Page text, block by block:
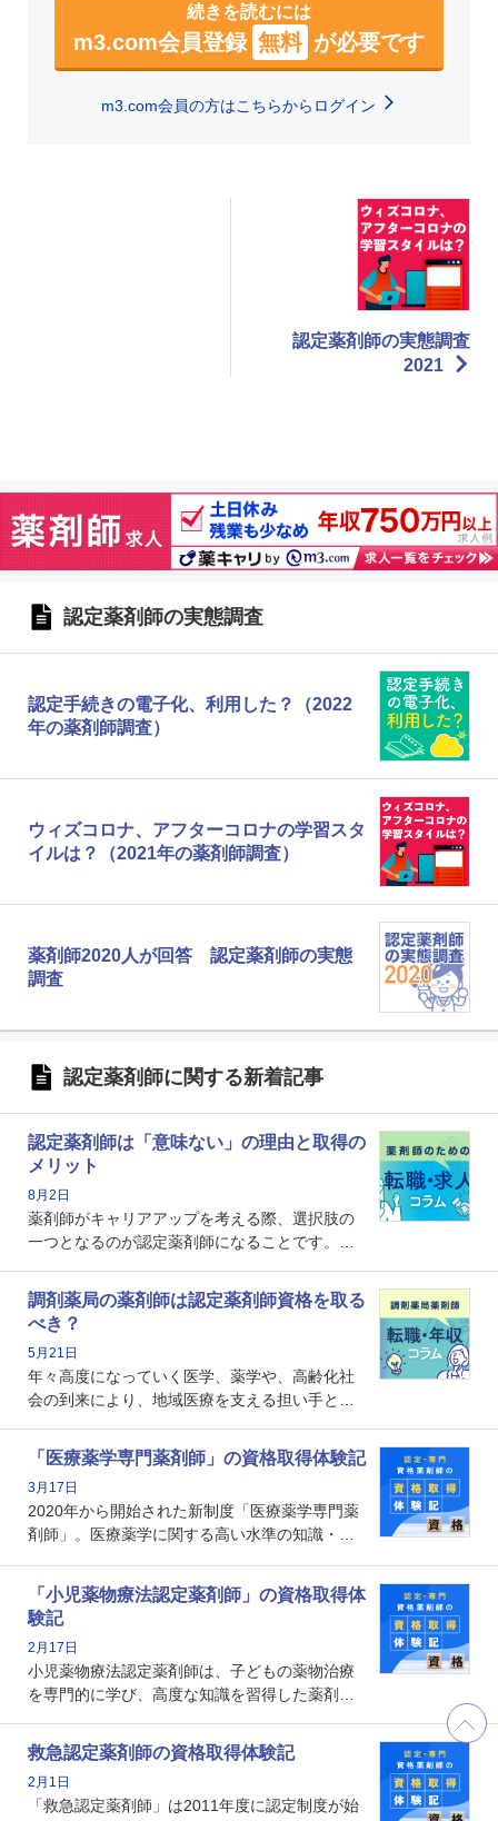
続きを読むには
m3.com会員登録 無料 が必要です
m3.com会員の方はこちらからログイン
認定薬剤師の実態調査
2021
認定薬剤師の実態調査
認定手続きの電子化、利用した？（2022
年の薬剤師調査）
ウィズコロナ、アフターコロナの学習スタ
イルは？（2021年の薬剤師調査）
薬剤師2020人が回答 認定薬剤師の実態
調査
認定薬剤師に関する新着記事
認定薬剤師は「意味ない」の理由と取得の
メリット
8月2日
薬剤師がキャリアアップを考える際、選択肢の
一つとなるのが認定薬剤師になることです。し
という声を聞いたことがあるかもしれません。
本記事では、認定薬剤師が「意味ない」といわ
れる理由や、取得するメリット、年収・キャリ
アへの影響を解説します。
調剤薬局の薬剤師は認定薬剤師資格を取る
べき？
5月21日
年々高度になっていく医学、薬学や、高齢化社
会の到来により、地域医療を支える担い手とし
で、重要度が増しているのが認定薬剤師という
資格です。認定薬剤師とはいったいどんな資格
なのでしょうか。それを取得するとどのような
メリットがあるのでしょうか。
「医療薬学専門薬剤師」の資格取得体験記
3月17日
2020年から開始された新制度「医療薬学専門薬
剤師」。医療薬学に関する高い水準の知識・技
となります。取得要件は多岐に渡り、審査も複
数回ありますが、患者さんに対して一定の能力
の証明になる資格と言えます。
「小児薬物療法認定薬剤師」の資格取得体
験記
2月17日
小児薬物療法認定薬剤師は、子どもの薬物治療
を専門的に学び、高度な知識を習得した薬剤師
や、特有の疾患、心理状況を理解し、専門性を
深めることで、子どもとその保護者に寄り添え
る存在です。今回はそんな小児薬物療法認定薬
剤師の取得体験記をご紹介します。
救急認定薬剤師の資格取得体験記
2月1日
「救急認定薬剤師」は2011年度に認定制度が始